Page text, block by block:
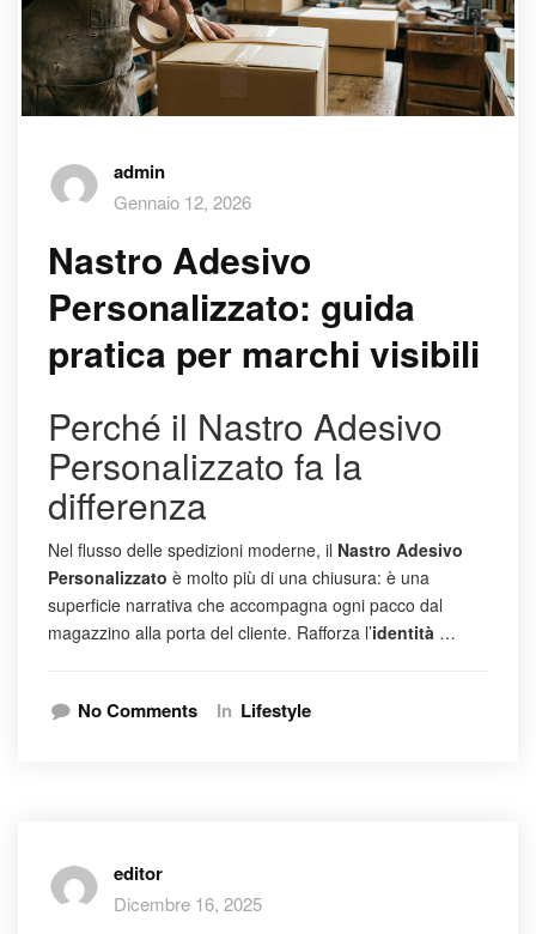
admin
Gennaio 12, 2026
Nastro Adesivo
Personalizzato: guida
pratica per marchi visibili
Perché il Nastro Adesivo
Personalizzato fa la
differenza
Nel flusso delle spedizioni moderne, il Nastro Adesivo
Personalizzato è molto più di una chiusura: è una
superficie narrativa che accompagna ogni pacco dal
magazzino alla porta del cliente. Rafforza l’identità …
No Comments In Lifestyle
editor
Dicembre 16, 2025